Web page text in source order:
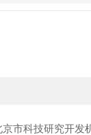
市科技研究开发